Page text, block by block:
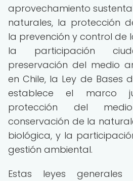
aprovechamiento
naturales, la protección
la prevención y control de
la participación
preservación del medio
en Chile, la Ley de Bases
establece el marco
protección del
conservación de la
biológica, y la
gestión ambiental.
Estas leyes